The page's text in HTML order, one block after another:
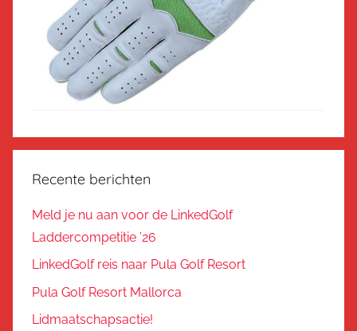
Recente berichten
Meld je nu aan voor de LinkedGolf
Laddercompetitie ’26
LinkedGolf reis naar Pula Golf Resort
Pula Golf Resort Mallorca
Lidmaatschapsactie!